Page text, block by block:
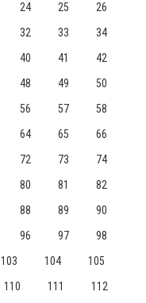
24 25
26
32 33
34
40 41
42
48 49
50
56 57
58
64 65
66
72 73
74
80 81
82
88 89
90
96 97
98
103 104
105
110 111
112